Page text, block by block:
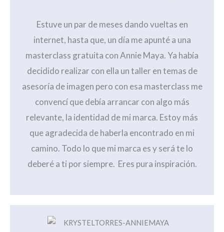
Estuve un par de meses dando vueltas en
internet, hasta que, un día me apunté a una
masterclass gratuita con Annie Maya. Ya había
decidido realizar con ella un taller en temas de
asesoría de imagen pero con esa masterclass me
convencí que debía arrancar con algo más
relevante, la identidad de mi marca. Estoy más
que agradecida de haberla encontrado en mi
camino. Todo lo que mi marca es y será te lo
deberé a ti por siempre. Eres pura inspiración.